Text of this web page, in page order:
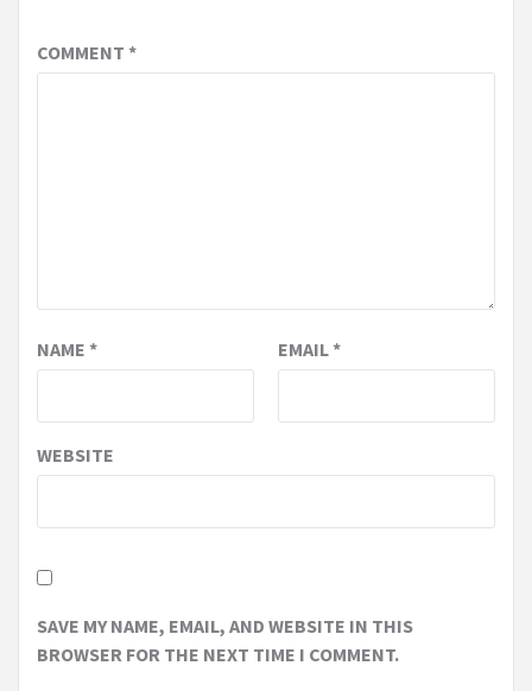
COMMENT *
NAME * EMAIL*
WEBSITE
SAVE MY NAME, EMAIL, AND WEBSITE IN THIS
BROWSER FOR THE NEXT TIME I COMMENT.